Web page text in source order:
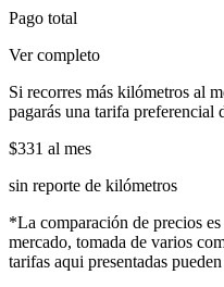
Pago total
Ver completo
Si recorres más kilómetros al
pagarás una tarifa preferencial
$331 al mes
sin reporte de kilómetros
*La comparación de precios
mercado, tomada de varios
tarifas aqui presentadas